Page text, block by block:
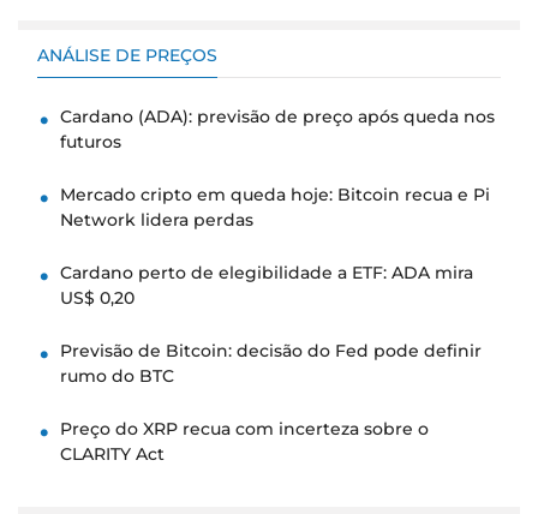
ANÁLISE DE PREÇOS
Cardano (ADA): previsão de preço após queda nos
futuros
Mercado cripto em queda hoje: Bitcoin recua e Pi
Network lidera perdas
Cardano perto de elegibilidade a ETF: ADA mira
US$ 0,20
Previsão de Bitcoin: decisão do Fed pode definir
rumo do BTC
Preço do XRP recua com incerteza sobre o
CLARITY Act